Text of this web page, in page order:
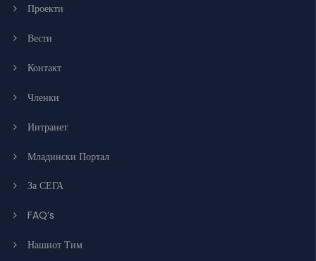
Проекти
Вести
Контакт
Членки
Интранет
Младински Портал
За СЕГА
FAQ’s
Нашиот Тим